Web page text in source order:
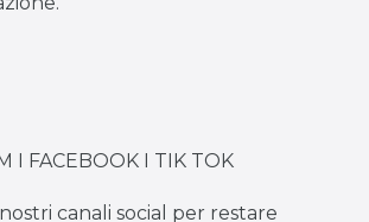
I FACEBOOK I TIK TOK
canali social per restare